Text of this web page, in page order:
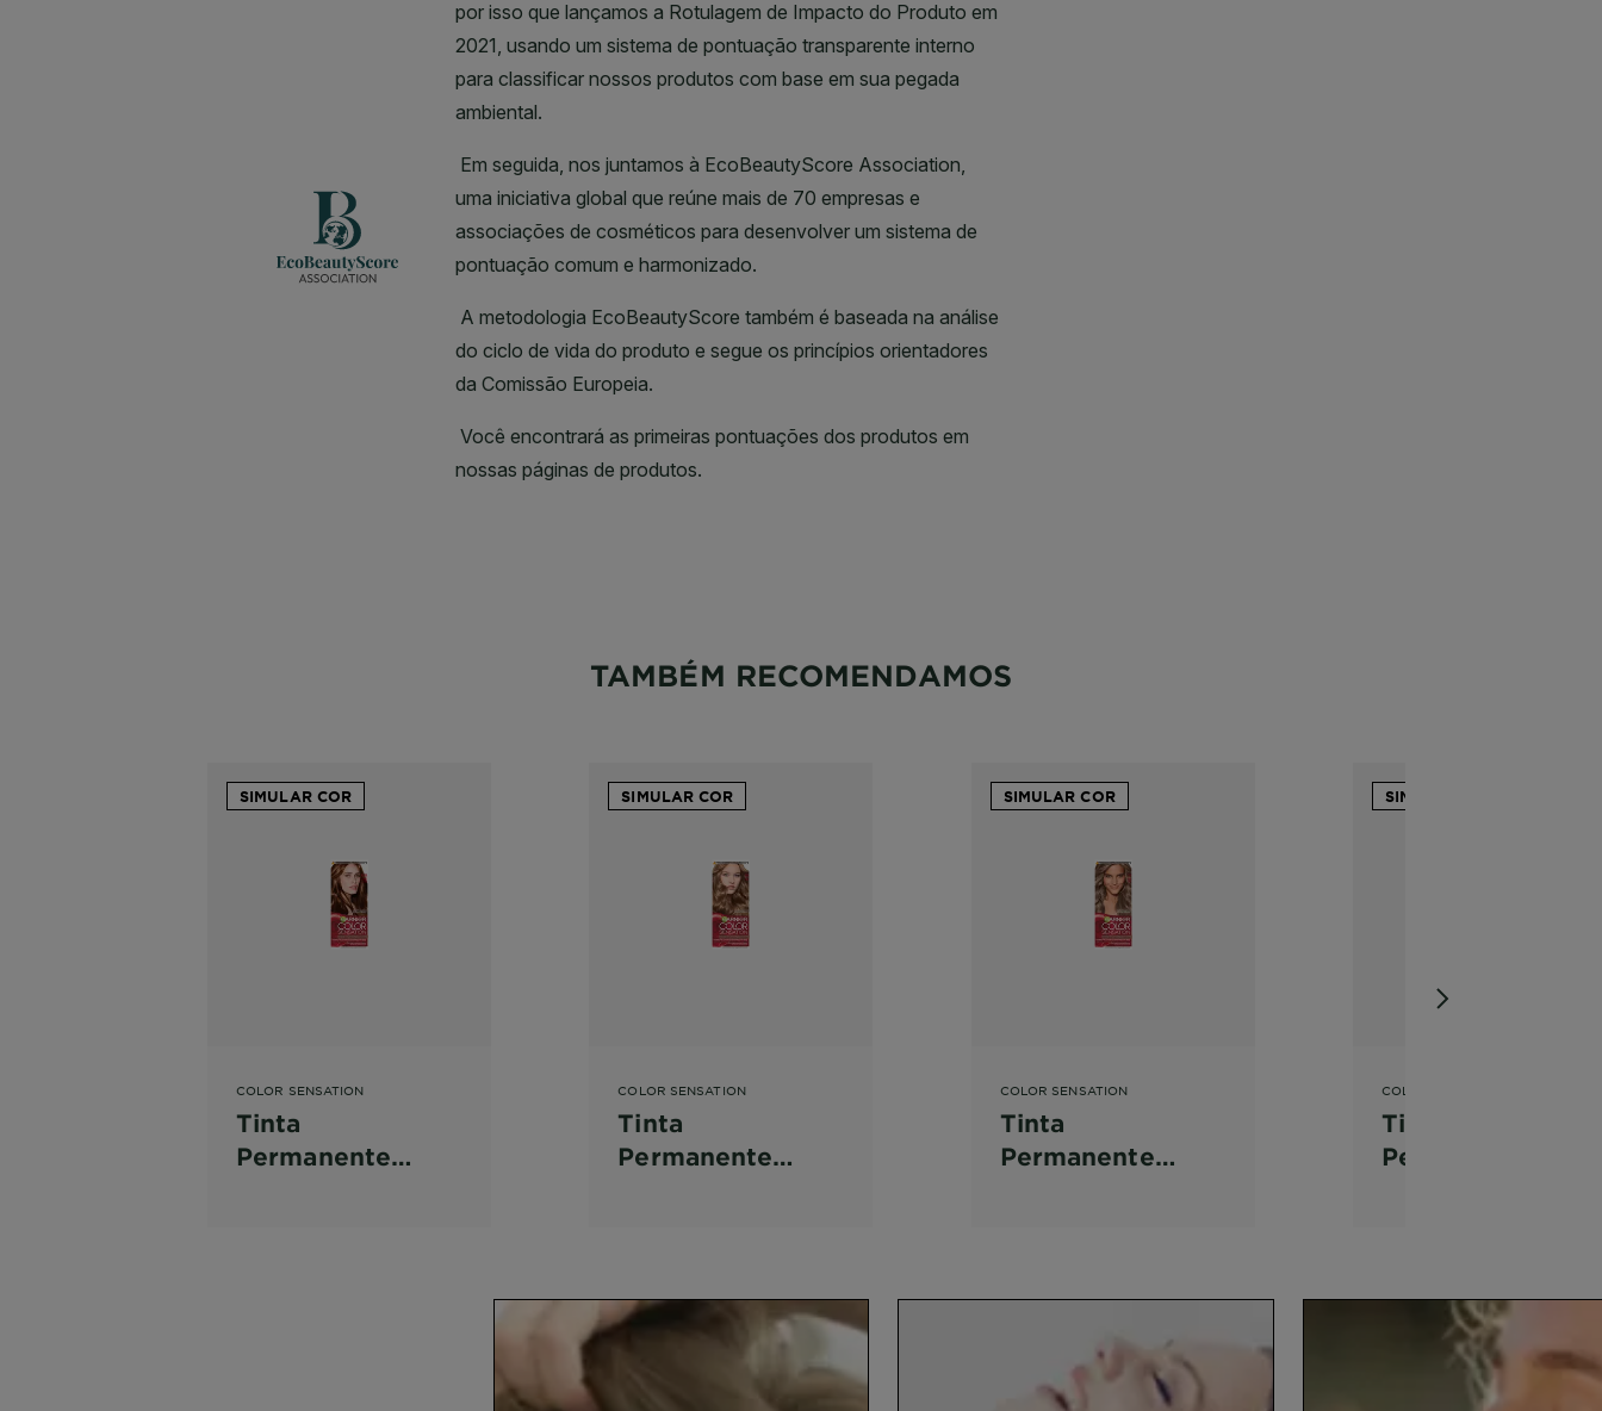
TAMBÉM RECOMENDAMOS
SIMULAR COR
COLOR SENSATION
Tinta
Permanente
SIMULAR COR
COLOR SENSATION
Tinta
Permanente
SIMULAR COR
COLOR SENSATION
Tinta
Permanente
SIMULAR COR
COLOR SENSATION
Tinta
Permanente